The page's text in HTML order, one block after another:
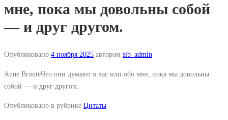
мне, пока мы довольны собой
— и друг другом.
Опубликовано 4 ноября 2025 автором sib_admin
Anne BrontëЧто они думают о вас или обо мне, пока мы довольны
собой — и друг другом.
Опубликовано в рубрике Цитаты